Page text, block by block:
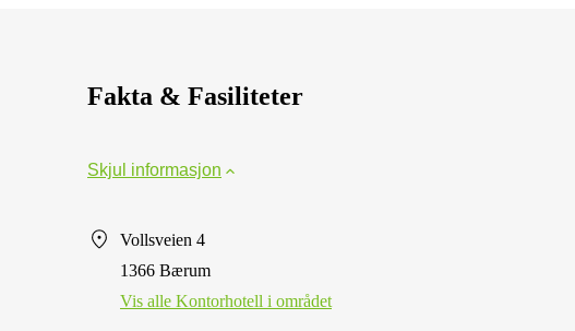
Fakta & Fasiliteter
Skjul informasjon
Vollsveien 4
1366 Bærum
Vis alle Kontorhotell i området